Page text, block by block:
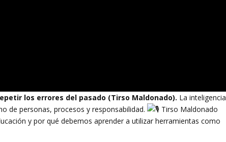
los errores del pasado (Tirso Maldonado). La inteligencia
de personas, procesos y responsabilidad.
Tirso Maldonado
y por qué debemos aprender a utilizar herramientas como